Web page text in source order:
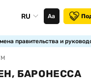
RU Аа
правительства и
БАРОНЕССА